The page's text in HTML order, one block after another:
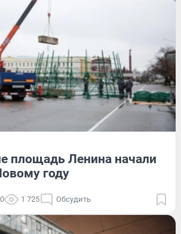
площадь Ленина начали
году
1 725 Обсудить